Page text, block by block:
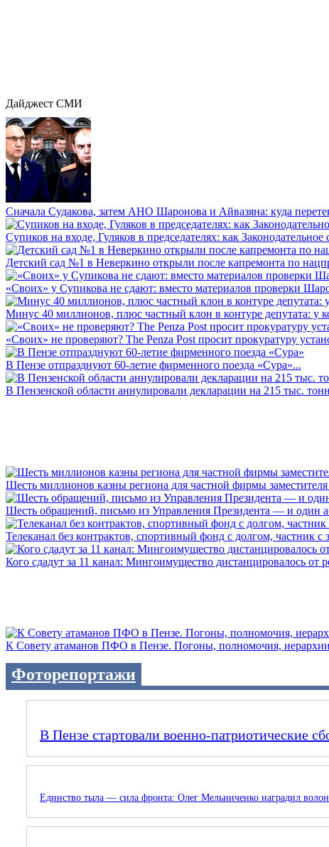
Дайджест СМИ
Сначала Судакова, затем АНО Шаронова и Айвазяна: куда
Супиков на входе, Гуляков в председателях: как Законодательное
Детский сад №1 в Неверкино открыли после капремонта по
«Своих» у Супикова не сдают: вместо материалов проверки
Минус 40 миллионов, плюс частный клон в контуре депутата: у
«Своих» не проверяют? The Penza Post просит прокуратуру
В Пензе отпразднуют 60-летие фирменного поезда «Сура»...
В Пензенской области аннулировали декларации на 215 тыс.
Шесть миллионов казны региона для частной фирмы
Шесть обращений, письмо из Управления Президента — и один
Телеканал без контрактов, спортивный фонд с долгом, частник с
Кого сдадут за 11 канал: Мингоимущество дистанцировалось от
К Совету атаманов ПФО в Пензе. Погоны, полномочия,
Фоторепортажи
В Пензе стартовали военно-патриотические
Единство тыла — сила фронта: Олег Мельниченко наградил